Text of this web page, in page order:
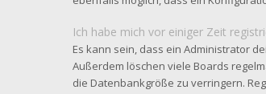
Ich habe mich vor einiger Zeit
Es kann sein, dass ein Administrator
Außerdem löschen viele Boards
die Datenbankgröße zu verringern.